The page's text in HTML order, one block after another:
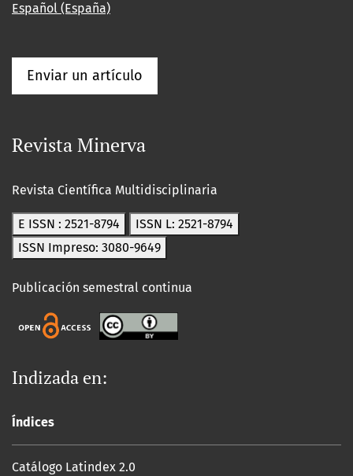
Español (España)
Enviar un artículo
Revista Minerva
Revista Científica Multidisciplinaria
E ISSN : 2521-8794
ISSN L: 2521-8794
ISSN Impreso: 3080-9649
Publicación semestral continua
Indizada en:
Índices
Catálogo Latindex 2.0